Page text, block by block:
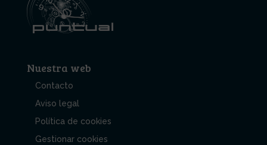
Nuestra web
Contacto
Aviso legal
Política de cookies
Gestionar cookies